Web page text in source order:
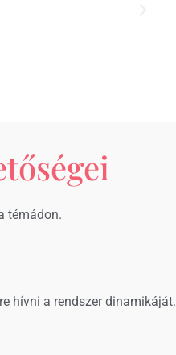
témádon.
hívni a rendszer dinamikáját.